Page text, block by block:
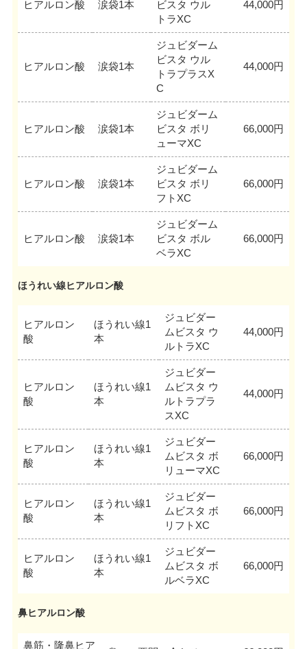
ヒアルロン酸 涙袋1本
ビスタ ウル
トラXC
44,000円
ヒアルロン酸 涙袋1本
ジュビダーム
ビスタ ウル
トラプラスX
C
44,000円
ヒアルロン酸 涙袋1本
ジュビダーム
ビスタ ボリ
ューマXC
66,000円
ヒアルロン酸 涙袋1本
ジュビダーム
ビスタ ボリ
フトXC
66,000円
ヒアルロン酸 涙袋1本
ジュビダーム
ビスタ ボル
ベラXC
66,000円
ほうれい線ヒアルロン酸
ヒアルロン
酸
ほうれい線1
本
ジュビダー
ムビスタ ウ
ルトラXC
44,000円
ヒアルロン
酸
ほうれい線1
本
ジュビダー
ムビスタ ウ
ルトラプラ
スXC
44,000円
ヒアルロン
酸
ほうれい線1
本
ジュビダー
ムビスタ ボ
リューマXC
66,000円
ヒアルロン
酸
ほうれい線1
本
ジュビダー
ムビスタ ボ
リフトXC
66,000円
ヒアルロン
酸
ほうれい線1
本
ジュビダー
ムビスタ ボ
ルベラXC
66,000円
鼻ヒアルロン酸
鼻筋・隆鼻ヒア